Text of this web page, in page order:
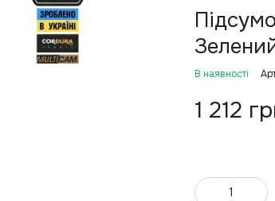
В наявності
1 212